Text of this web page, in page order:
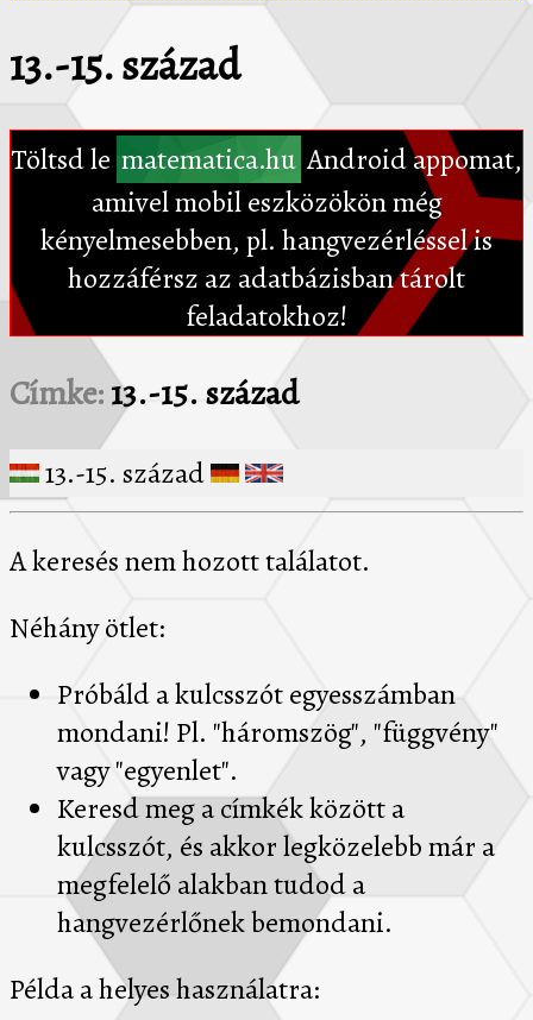
13.-15. század
Töltsd le matematica.hu Android appomat,
amivel mobil eszközökön még
kényelmesebben, pl. hangvezérléssel is
hozzáférsz az adatbázisban tárolt
feladatokhoz!
Címke:13.-15. század
13.-15. század
A keresés nem hozott találatot.
Néhány ötlet:
Próbáld a kulcsszót egyesszámban
mondani! Pl. "háromszög", "függvény"
vagy "egyenlet".
Keresd meg a címkék között a
kulcsszót, és akkor legközelebb már a
megfelelő alakban tudod a
hangvezérlőnek bemondani.
Példa a helyes használatra: